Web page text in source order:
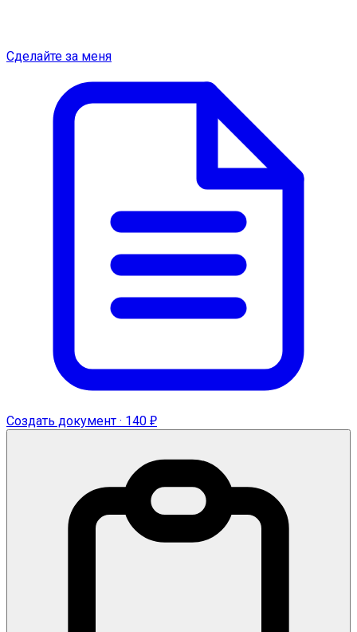
Сделайте за меня
Создать документ · 140 ₽